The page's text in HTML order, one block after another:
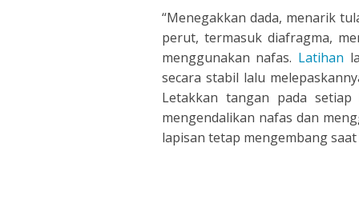
VIETNAMESE
“Menegakkan dada, menarik
perut, termasuk diafragma,
menggunakan nafas. Latihan
secara stabil lalu
Letakkan tangan pada
mengendalikan nafas dan
lapisan tetap mengembang